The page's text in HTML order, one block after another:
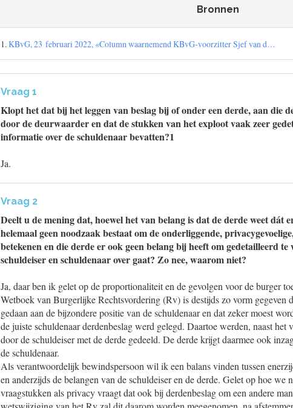
Bronnen
1.KBvG, 23 februari 2022, «Column waarnemend KBvG-voorzitter Sjef van d…
Vraag 1
Klopt het dat bij het leggen van beslag bij of onder een derde, aan die
door de deurwaarder en dat de stukken van het exploot vaak zeer
informatie over de schuldenaar bevatten?1
Ja.
Vraag 2
Deelt u de mening dat, hoewel het van belang is dat de derde weet dát
helemaal geen noodzaak bestaat om de onderliggende,
betekenen en die derde er ook geen belang bij heeft om gedetailleerd te
schuldeiser en schuldenaar over gaat? Zo nee, waarom niet?
Ja, daar ben ik gelet op de proportionaliteit en de gevolgen voor de burger
Wetboek van Burgerlijke Rechtsvordering (Rv) is destijds zo vorm gegeven
gedaan aan de bijzondere positie van de schuldenaar en dat zeker moest
de juiste schuldenaar derdenbeslag werd gelegd. Daartoe werden, naast
door de schuldeiser met de derde gedeeld. De derde krijgt daarmee ook
de schuldenaar.
Als verantwoordelijk bewindspersoon wil ik een balans vinden tussen
en anderzijds de belangen van de schuldeiser en de derde. Gelet op hoe we
vraagstukken als privacy vraagt dat ook bij derdenbeslag om een andere